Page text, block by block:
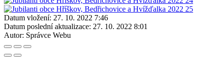
Datum vložení: 27. 10. 2022 7:46
Datum poslední aktualizace: 27. 10. 2022 8:01
Autor: Správce Webu